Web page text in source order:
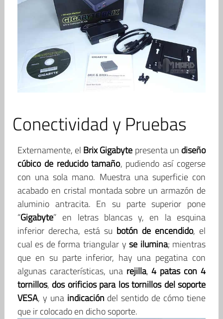
Conectividad y Pruebas
Externamente, el Brix Gigabyte presenta un diseño
cúbico de reducido tamaño, pudiendo así cogerse
con una sola mano. Muestra una superficie con
acabado en cristal montada sobre un armazón de
aluminio antracita. En su parte superior pone
“Gigabyte” en letras blancas y, en la esquina
inferior derecha, está su botón de encendido, el
cual es de forma triangular yse ilumina; mientras
que en su parte inferior, hay una pegatina con
algunas características, una rejilla,4 patas con 4
tornillos, dos orificios para los tornillos del soporte
VESA, y una indicacióndel sentido de cómo tiene
que ir colocado en dicho soporte.